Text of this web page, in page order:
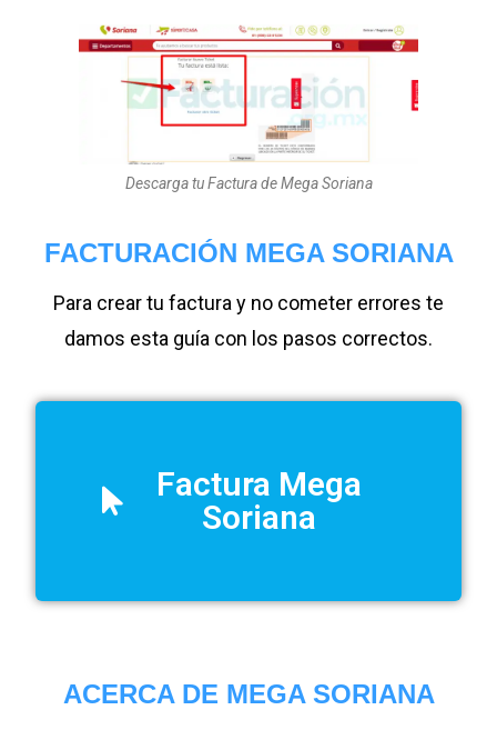
Descarga tu Factura de Mega Soriana
FACTURACIÓN MEGA SORIANA
Para crear tu factura y no cometer errores te
damos esta guía con los pasos correctos.
Factura Mega
Soriana
ACERCA DE MEGA SORIANA